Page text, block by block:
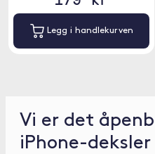
Legg i handlekurven
Vi er det
iPhone-